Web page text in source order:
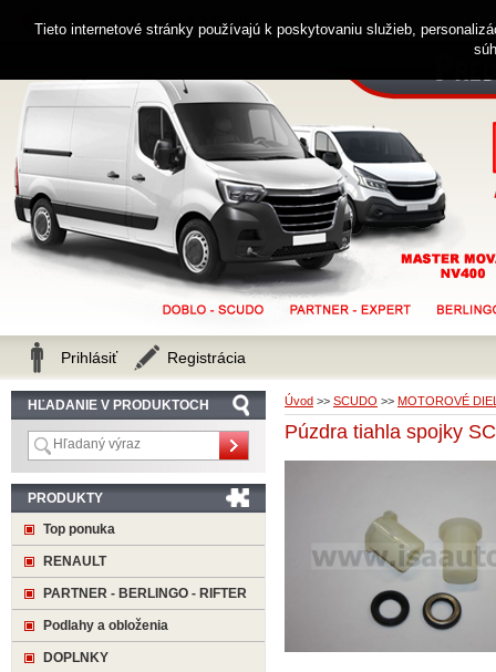
Úvod >> SCUDO >> MOTOROVÉ
Púzdra tiahla spojky
HĽADANIE V PRODUKTOCH
PRODUKTY
Top ponuka
RENAULT
PARTNER - BERLINGO - RIFTER
Podlahy a obloženia
DOPLNKY
Zákaznícka linka 0914 238 482
Prihlásiť Registrácia
Tieto internetové stránky používajú k poskytovaniu služieb,